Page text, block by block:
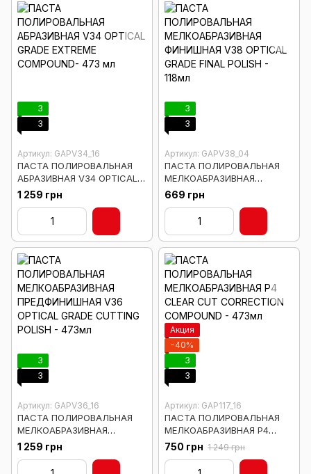
3
3
Артикул: GAPV34_16
ПАСТА ПОЛИРОВАЛЬНАЯ
АБРАЗИВНАЯ V34 OPTICAL
GRADE EXTREME
COMPOUND- 473 мл
1 259 грн
3
3
Артикул: GAPV38_04
ПАСТА ПОЛИРОВАЛЬНАЯ
МЕЛКОАБРАЗИВНАЯ
ФИНИШНАЯ V38 OPTICAL
GRADE FINAL POLISH - 118мл
669 грн
3
3
Артикул: GAPV36_16
ПАСТА ПОЛИРОВАЛЬНАЯ
МЕЛКОАБРАЗИВНАЯ
ПРЕДФИНИШНАЯ V36
OPTICAL GRADE CUTTING
POLISH - 473мл
1 259 грн
Акция
−40%
3
3
Артикул: GAP117_16
ПАСТА ПОЛИРОВАЛЬНАЯ
МЕЛКОАБРАЗИВНАЯ P4
CLEAR CUT CORRECTION
COMPOUND - 473мл
750 грн 1 249 грн